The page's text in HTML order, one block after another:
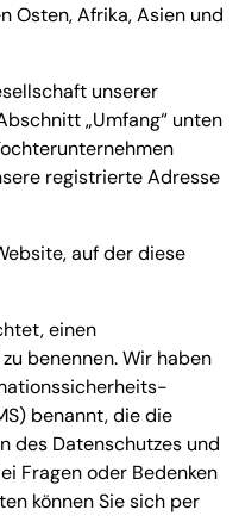
Osten, Afrika, Asien und
unserer
„Umfang“ unten
registrierte Adresse
auf der diese
einen
benennen. Wir haben
benannt, die die
des Datenschutzes und
Fragen oder Bedenken
können Sie sich per